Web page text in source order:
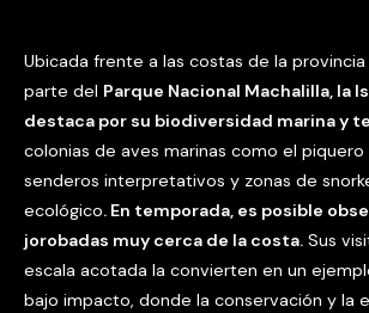
Ubicada frente a las costas de la
parte del Parque Nacional Machalilla, la
destaca por su biodiversidad marina y
colonias de aves marinas como el piquero
senderos interpretativos y zonas de
ecológico. En temporada, es posible
jorobadas muy cerca de la costa. Sus
escala acotada la convierten en un
bajo impacto, donde la conservación y la